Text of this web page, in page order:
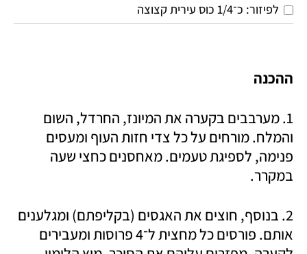
לפיזור: כ־1/4 כוס עירית קצוצה
ההכנה
במקרר.